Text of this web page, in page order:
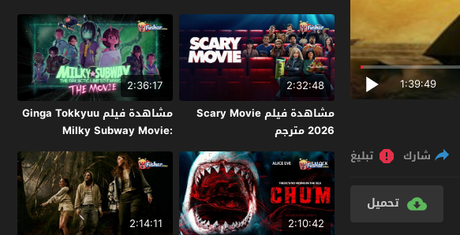
1:39:49
شارك تبليغ
تحميل
2:32:48
مشاهدة فيلم Scary Movie
2026 مترجم
2:36:17
مشاهدة فيلم Ginga Tokkyuu
Milky Subway Movie:
Kakueki Teisha Gekijou Yuki
2026 مترجم
2:10:42
2:14:11